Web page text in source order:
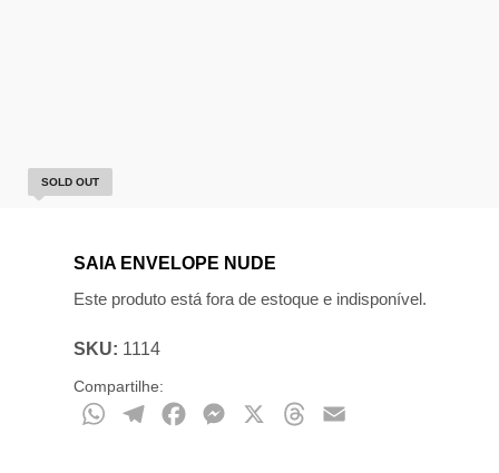
SOLD OUT
SAIA ENVELOPE NUDE
Este produto está fora de estoque e indisponível.
SKU: 1114
Compartilhe:
WhatsAppTelegramFacebookMessenger Threads